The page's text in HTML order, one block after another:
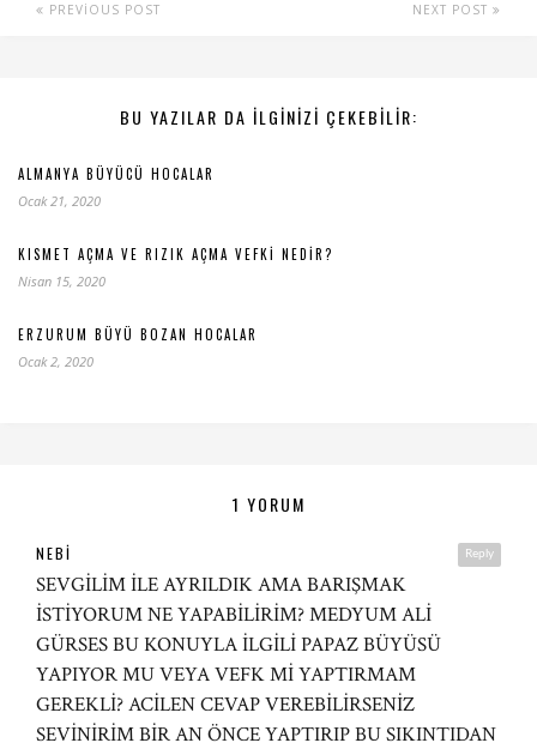
PREVIOUS POST NEXT POST
BU YAZILAR DA ILGINIZI ÇEKEBILIR:
ALMANYA BÜYÜCÜ HOCALAR
Ocak 21, 2020
KISMET AÇMA VE RIZIK AÇMA VEFKI NEDIR?
Nisan 15, 2020
ERZURUM BÜYÜ BOZAN HOCALAR
Ocak 2, 2020
1 YORUM
Reply
NEBI
SEVGİLİM İLE AYRILDIK AMA BARIŞMAK
İSTİYORUM NE YAPABİLİRİM? MEDYUM ALİ
GÜRSES BU KONUYLA İLGİLİ PAPAZ BÜYÜSÜ
YAPIYOR MU VEYA VEFK Mİ YAPTIRMAM
GEREKLİ? ACİLEN CEVAP VEREBİLİRSENİZ
SEVİNİRİM BİR AN ÖNCE YAPTIRIP BU SIKINTIDAN